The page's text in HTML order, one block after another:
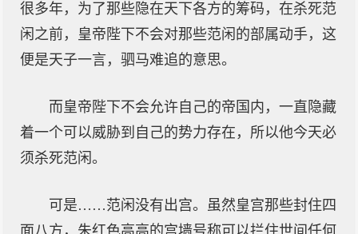
很多年，为了那些隐在天下各方的筹码，在杀死范
闲之前，皇帝陛下不会对那些范闲的部属动手，这
便是天子一言，驷马难追的意思。
而皇帝陛下不会允许自己的帝国内，一直隐藏
着一个可以威胁到自己的势力存在，所以他今天必
须杀死范闲。
可是……范闲没有出宫。虽然皇宫那些封住四
面八方，朱红色高高的宫墙号称可以拦住世间任何